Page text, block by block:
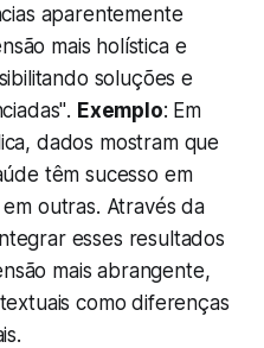
aparentemente
mais holística e
soluções e
. Exemplo: Em
dados mostram que
têm sucesso em
outras. Através da
esses resultados
mais abrangente,
como diferenças